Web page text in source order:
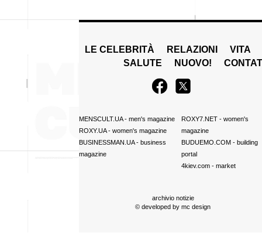
LE CELEBRITÀ RELAZIONI
VITA
SALUTE
NUOVO!
MENSCULT.UA- men's magazine
ROXY.UA- women's magazine
BUSINESSMAN.UA- business
magazine
ROXY7.NET- women's
magazine
BUDUEMO.COM- building
portal
4kiev.com- market
archivio notizie
© developed by mc design